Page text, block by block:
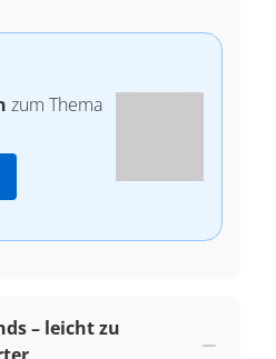
zum Thema
– leicht zu